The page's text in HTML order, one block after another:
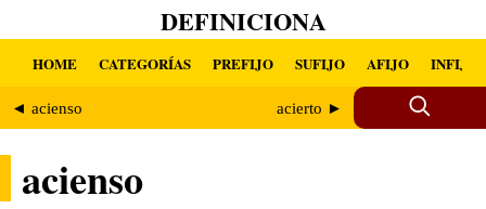
DEFINICIONA
HOME CATEGORÍAS PREFIJO SUFIJO AFIJO INFIJO
◄ acienso acierto ►
acienso